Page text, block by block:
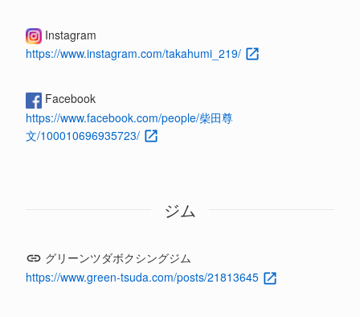
Instagram
https://www.instagram.com/takahumi_219/
Facebook
https://www.facebook.com/people/柴田尊
文/100010696935723/
ジム
グリーンツダボクシングジム
https://www.green-tsuda.com/posts/21813645